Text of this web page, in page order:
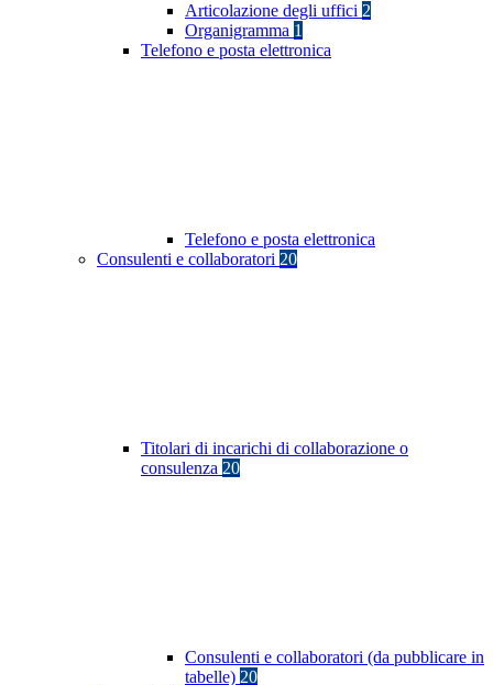
Articolazione degli uffici 2
Organigramma 1
Telefono e posta elettronica
Telefono e posta elettronica
Consulenti e collaboratori 20
Titolari di incarichi di collaborazione o
consulenza 20
Consulenti e collaboratori (da pubblicare in
tabelle) 20